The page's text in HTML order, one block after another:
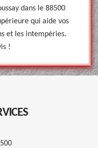
dans le 88500
qui aide vos
et les intempéries.
!